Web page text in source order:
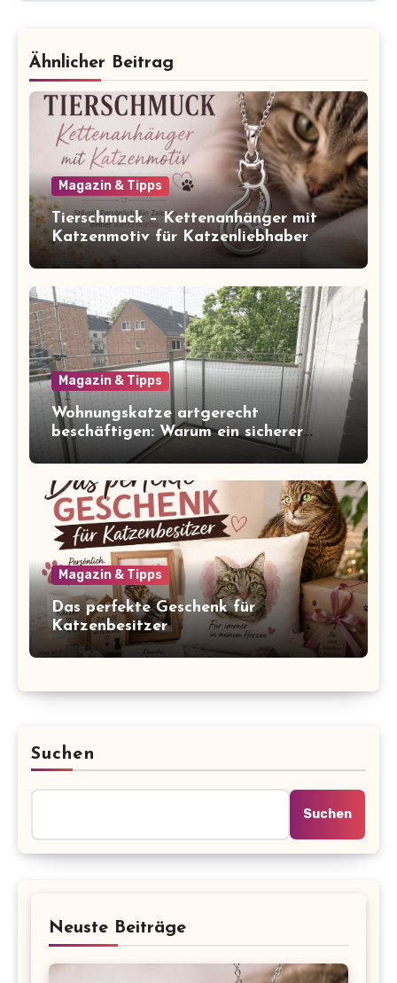
Ähnlicher Beitrag
Magazin & Tipps
Tierschmuck – Kettenanhänger mit
Katzenmotiv für Katzenliebhaber
Magazin & Tipps
Wohnungskatze artgerecht
beschäftigen: Warum ein sicherer
Balkon zum Freigang dazugehört
Magazin & Tipps
Das perfekte Geschenk für
Katzenbesitzer
Suchen
Suchen
Neuste Beiträge